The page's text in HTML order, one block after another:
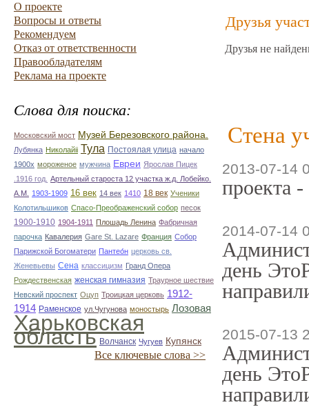
О проекте
Вопросы и ответы
Рекомендуем
Отказ от ответственности
Правообладателям
Реклама на проекте
Слова для поиска:
Московский мост Музей Березовского района.
Лубянка Николайii Тула Постоялая улица начало
1900х мороженое мужчина Евреи Ярослав Пицек
.1916 год. Артельный староста 12 участка ж.д. Лобейко.
А.М.
1903-1909 16 век 14 век 1410 18 век Ученики
Колотильшиков Спасо-Преображенский собор песок
1900-1910 1904-1911 Плошадь Ленина Фабричная
парочка Кавалерия Gare St. Lazare Франция Собор
Парижской Богоматери Пантео́н церковь св.
Женевьевы Сена классицизм Гранд Опера
Рождественская женская гимназия Траурное шествие
Невский проспект Оцуп Троицкая церковь 1912-
1914 Раменское ул.Чугунова моностырь Лозовая
Харьковская
область Волчанск Чугуев Купянск
Все ключевые слова >>
Друзья
Друзья не
Стена
2013-07-14
проекта
2014-07-14
день
2015-07-13
день